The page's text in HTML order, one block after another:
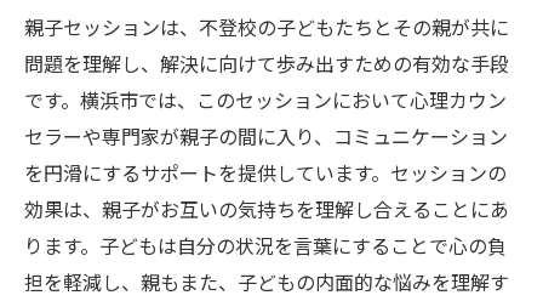
親子セッションは、不登校の子どもたちとその親が共に
問題を理解し、解決に向けて歩み出すための有効な手段
です。横浜市では、このセッションにおいて心理カウン
セラーや専門家が親子の間に入り、コミュニケーション
を円滑にするサポートを提供しています。セッションの
効果は、親子がお互いの気持ちを理解し合えることにあ
ります。子どもは自分の状況を言葉にすることで心の負
担を軽減し、親もまた、子どもの内面的な悩みを理解す